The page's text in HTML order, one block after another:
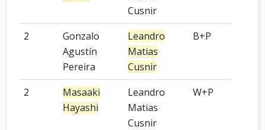
Cusnir
2
Gonzalo
Agustín
Pereira
Leandro
Matias
Cusnir
B+P
2
Masaaki
Hayashi
Leandro
Matias
Cusnir
W+P